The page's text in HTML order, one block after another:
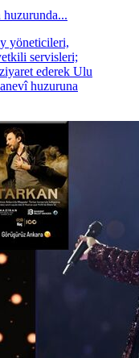
huzurunda...
yöneticileri,
servisleri;
ederek Ulu
huzuruna